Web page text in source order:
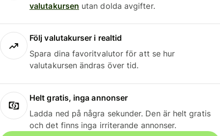
valutakursen utan dolda avgifter.
Följ valutakurser i realtid
Spara dina favoritvalutor för att se hur
valutakursen ändras över tid.
Helt gratis, inga annonser
Ladda ned på några sekunder. Den är helt gratis
och det finns inga irriterande annonser.